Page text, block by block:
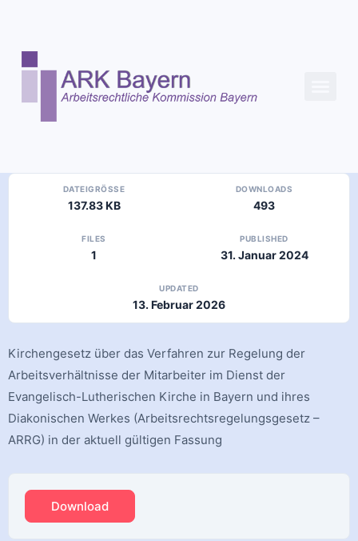
DATEIGRÖSSE
137.83 KB
DOWNLOADS
493
FILES
1
PUBLISHED
31. Januar 2024
UPDATED
13. Februar 2026
Kirchengesetz über das Verfahren zur Regelung der
Arbeitsverhältnisse der Mitarbeiter im Dienst der
Evangelisch-Lutherischen Kirche in Bayern und ihres
Diakonischen Werkes (Arbeitsrechtsregelungsgesetz –
ARRG) in der aktuell gültigen Fassung
Download